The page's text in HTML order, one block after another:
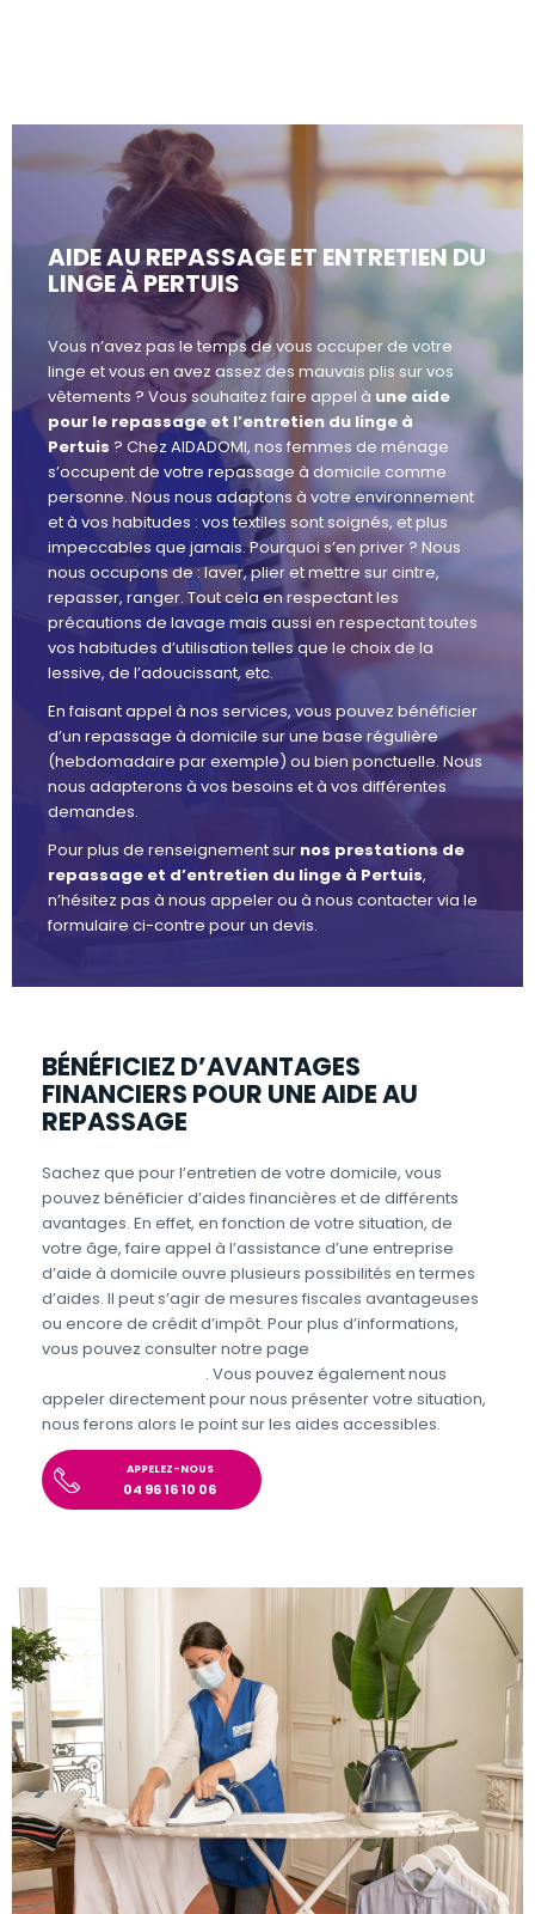
AIDE AU REPASSAGE ET ENTRETIEN DU
LINGE À PERTUIS
Vous n’avez pas le temps de vous occuper de votre
linge et vous en avez assez des mauvais plis sur vos
vêtements ? Vous souhaitez faire appel à une aide
pour le repassage et l’entretien du linge à
Pertuis ? Chez AIDADOMI, nos femmes de ménage
s’occupent de votre repassage à domicile comme
personne. Nous nous adaptons à votre environnement
et à vos habitudes : vos textiles sont soignés, et plus
impeccables que jamais. Pourquoi s’en priver ? Nous
nous occupons de : laver, plier et mettre sur cintre,
repasser, ranger. Tout cela en respectant les
précautions de lavage mais aussi en respectant toutes
vos habitudes d’utilisation telles que le choix de la
lessive, de l’adoucissant, etc.
En faisant appel à nos services, vous pouvez bénéficier
d’un repassage à domicile sur une base régulière
(hebdomadaire par exemple) ou bien ponctuelle. Nous
nous adapterons à vos besoins et à vos différentes
demandes.
Pour plus de renseignement sur nos prestations de
repassage et d’entretien du linge à Pertuis,
n’hésitez pas à nous appeler ou à nous contacter via le
formulaire ci-contre pour un devis.
BÉNÉFICIEZ D’AVANTAGES
FINANCIERS POUR UNE AIDE AU
REPASSAGE
Sachez que pour l’entretien de votre domicile, vous
pouvez bénéficier d’aides financières et de différents
avantages. En effet, en fonction de votre situation, de
votre âge, faire appel à l’assistance d’une entreprise
d’aide à domicile ouvre plusieurs possibilités en termes
d’aides. Il peut s’agir de mesures fiscales avantageuses
ou encore de crédit d’impôt. Pour plus d’informations,
vous pouvez consulter notre page
. Vous pouvez également nous
appeler directement pour nous présenter votre situation,
nous ferons alors le point sur les aides accessibles.
APPELEZ-NOUS
04 96 16 10 06